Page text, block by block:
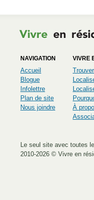
NAVIGATION
Accueil
Blogue
Infolettre
Plan de site
Nous joindre
VIVRE
À
Le seul site avec toutes
2010-2026 © Vivre en